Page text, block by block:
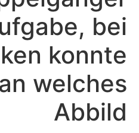
bei
konnte
welches
Abbild